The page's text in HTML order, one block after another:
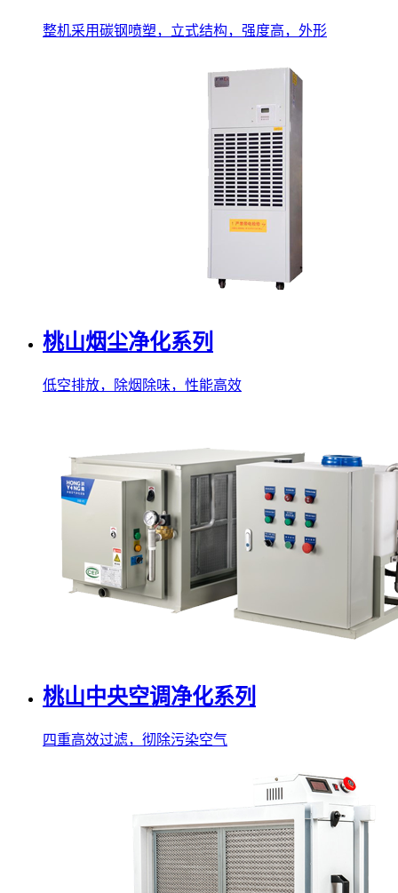
整机采用碳钢喷塑，立式结构，强度高，外形
桃山烟尘净化系列
低空排放，除烟除味，性能高效
桃山中央空调净化系列
四重高效过滤，彻除污染空气